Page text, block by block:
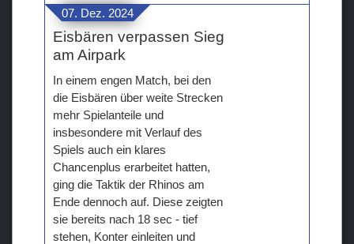
07. Dez. 2024
Eisbären verpassen Sieg
am Airpark
In einem engen Match, bei den
die Eisbären über weite Strecken
mehr Spielanteile und
insbesondere mit Verlauf des
Spiels auch ein klares
Chancenplus erarbeitet hatten,
ging die Taktik der Rhinos am
Ende dennoch auf. Diese zeigten
sie bereits nach 18 sec - tief
stehen, Konter einleiten und